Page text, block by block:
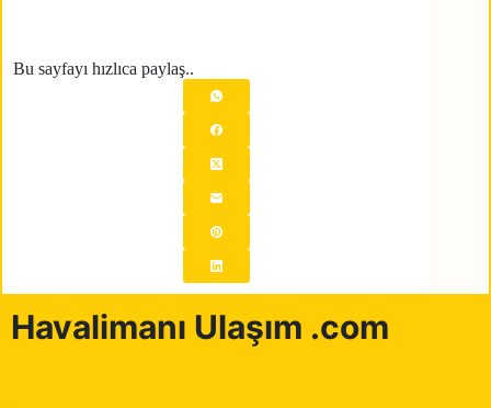
Bu sayfayı hızlıca paylaş..
Havalimanı Ulaşım .com